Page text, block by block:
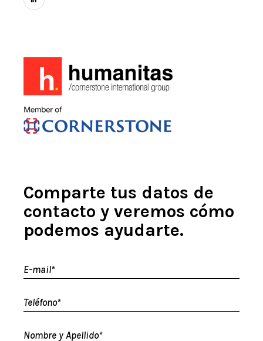
Comparte tus datos de
contacto y veremos cómo
podemos ayudarte.